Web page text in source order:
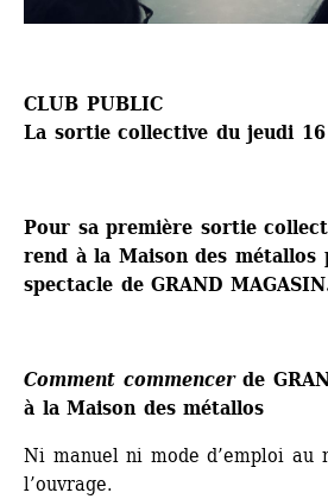
CLUB PUBLIC
La sortie collective du jeudi
Pour sa première sortie
rend à la Maison des
spectacle de GRAND
Comment commencerde
à la Maison des métallos
Ni manuel ni mode d’emploi au
l’ouvrage.